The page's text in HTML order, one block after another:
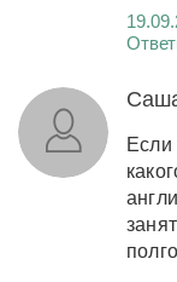
Если